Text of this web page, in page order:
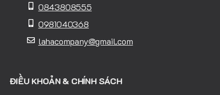
0843808555
0981040368
lahacompany@gmail.com
ĐIỀU KHOẢN & CHÍNH SÁCH